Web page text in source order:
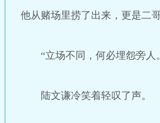
他从赌场里捞了出来，更是二
“立场不同，何必埋怨旁人
陆文谦冷笑着轻叹了声。